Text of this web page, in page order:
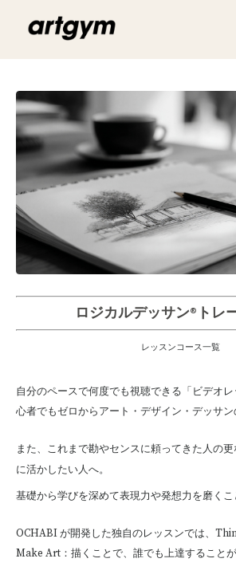
ロジカルデッサン®︎トレ
レッスンコース一覧
自分のペースで何度でも視聴できる「ビデオ
心者でもゼロからアート・デザイン・デッサン
また、これまで勘やセンスに頼ってきた人の
に活かしたい人へ。
基礎から学びを深めて表現力や発想力を磨くこ
OCHABIが開発した独自のレッスンでは、
Make Art：描くことで、誰でも上達することが